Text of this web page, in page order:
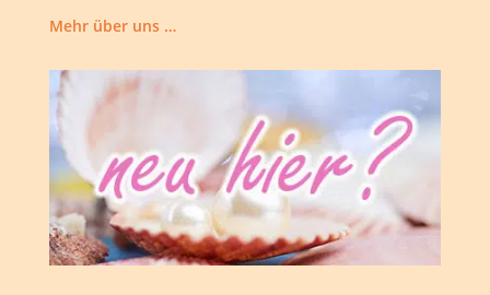
Mehr über uns …